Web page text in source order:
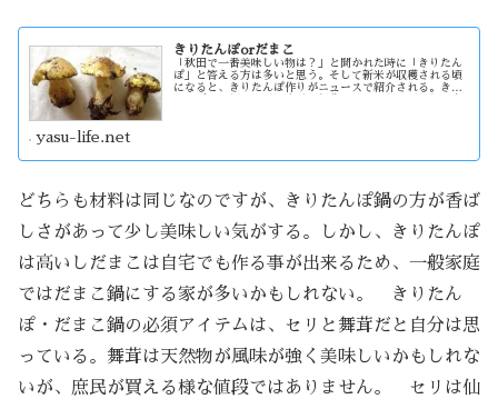
きりたんぽorだまこ
「秋田で一番美味しい物は？」と聞かれた時に「きりたん
ぽ」と答える方は多いと思う。そして新米が収穫される頃
になると、きりたんぽ作りがニュースで紹介される。きり
yasu-life.net
どちらも材料は同じなのですが、きりたんぽ鍋の方が香ば
しさがあって少し美味しい気がする。しかし、きりたんぽ
は高いしだまこは自宅でも作る事が出来るため、一般家庭
ではだまこ鍋にする家が多いかもしれない。 きりたん
ぽ・だまこ鍋の必須アイテムは、セリと舞茸だと自分は思
っている。舞茸は天然物が風味が強く美味しいかもしれな
いが、庶民が買える様な値段ではありません。 セリは仙